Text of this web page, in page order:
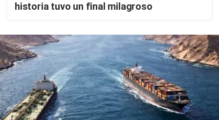
historia tuvo un final milagroso